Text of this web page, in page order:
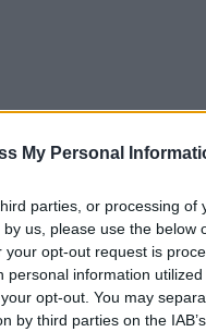
My Personal
parties, or processing of
us, please use the below
opt-out request is
information
opt-out. You may
by third parties on the